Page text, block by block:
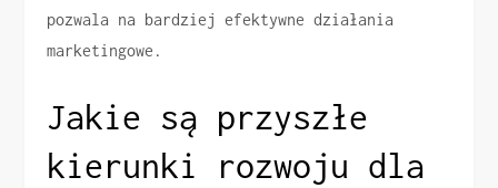
pozwala na bardziej efektywne działania
marketingowe.
Jakie są przyszłe
kierunki rozwoju dla